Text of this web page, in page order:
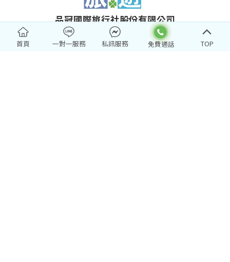
品冠國際旅行社股份有限公司
綜合旅遊業 交觀綜2112號
品保協會：北1281號
代表人：関宏文 網站聯絡人：賴崇瑜
首頁 一對一服務 私訊服務 TOP